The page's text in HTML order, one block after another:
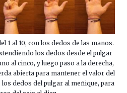
1 al 10, con los dedos de las manos.
los dedos desde el pulgar
al cinco, y luego paso a la derecha,
abierta para mantener el valor del
dedos del pulgar al meñique, para